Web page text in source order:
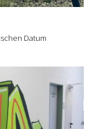
Datum